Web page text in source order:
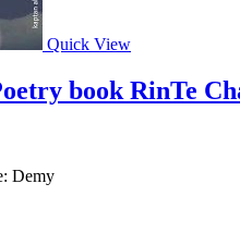
Quick View
book RinTe
Demy